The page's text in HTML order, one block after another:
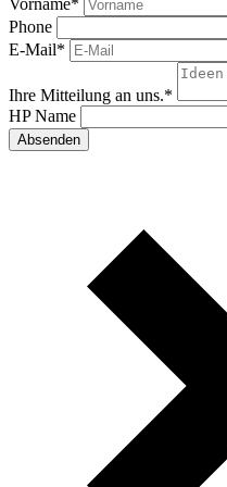
Phone
E-Mail*
Ihre Mitteilung an uns.*
HP Name
Absenden